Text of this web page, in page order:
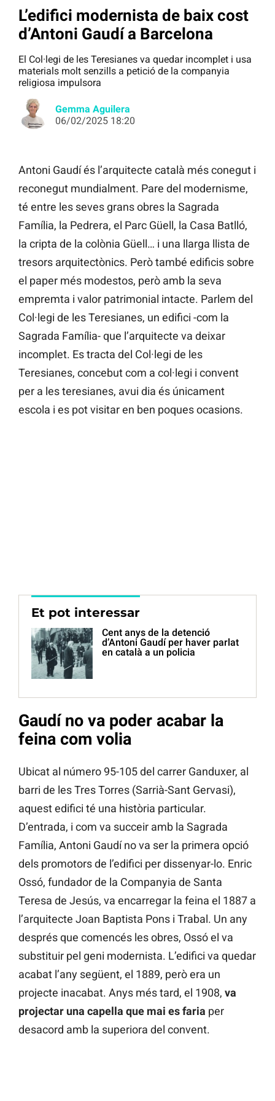
L’edifici modernista de baix cost
d’Antoni Gaudí a Barcelona
El Col·legi de les Teresianes va quedar incomplet i usa
materials molt senzills a petició de la companyia
religiosa impulsora
Gemma Aguilera
06/02/2025 18:20
Antoni Gaudí és l’arquitecte català més conegut i
reconegut mundialment. Pare del modernisme,
té entre les seves grans obres la Sagrada
Família, la Pedrera, el Parc Güell, la Casa Batlló,
la cripta de la colònia Güell… i una llarga llista de
tresors arquitectònics. Però també edificis sobre
el paper més modestos, però amb la seva
empremta i valor patrimonial intacte. Parlem del
Col·legi de les Teresianes, un edifici -com la
Sagrada Família- que l’arquitecte va deixar
incomplet. Es tracta del Col·legi de les
Teresianes, concebut com a col·legi i convent
per a les teresianes, avui dia és únicament
escola i es pot visitar en ben poques ocasions.
Et pot interessar
Cent anys de la detenció
d’Antoni Gaudí per haver parlat
en català a un policia
Gaudí no va poder acabar la
feina com volia
Ubicat al número 95-105 del carrer Ganduxer, al
barri de les Tres Torres (Sarrià-Sant Gervasi),
aquest edifici té una història particular.
D’entrada, i com va succeir amb la Sagrada
Família, Antoni Gaudí no va ser la primera opció
dels promotors de l’edifici per dissenyar-lo. Enric
Ossó, fundador de la Companyia de Santa
Teresa de Jesús, va encarregar la feina el 1887 a
l’arquitecte Joan Baptista Pons i Trabal. Un any
després que comencés les obres, Ossó el va
substituir pel geni modernista. L’edifici va quedar
acabat l’any següent, el 1889, però era un
projecte inacabat. Anys més tard, el 1908, va
projectar una capella que mai es faria per
desacord amb la superiora del convent.